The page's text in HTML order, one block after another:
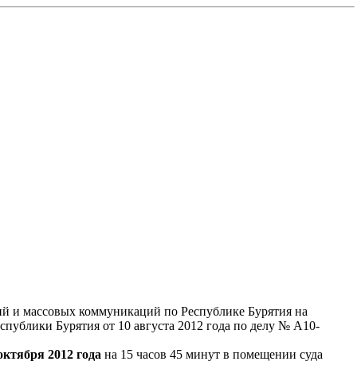
и массовых коммуникаций по Республике Бурятия на
Бурятия от 10 августа 2012 года по делу № А10-
2012 года на 15 часов 45 минут в помещении суда